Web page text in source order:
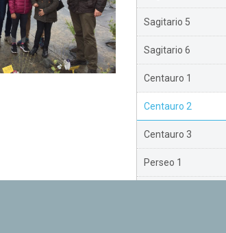
Sagitario 5
Sagitario 6
Centauro 1
Centauro 2
Centauro 3
Perseo 1